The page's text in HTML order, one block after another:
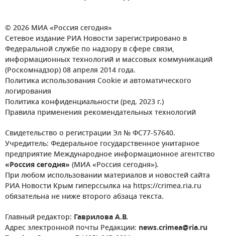
© 2026 МИА «Россия сегодня»
Сетевое издание РИА Новости зарегистрировано в
Федеральной службе по надзору в сфере связи,
информационных технологий и массовых коммуникаций
(Роскомнадзор) 08 апреля 2014 года.
Политика использования Cookie и автоматического
логирования
Политика конфиденциальности (ред. 2023 г.)
Правила применения рекомендательных технологий
Свидетельство о регистрации Эл № ФС77-57640.
Учредитель: Федеральное государственное унитарное
предприятие Международное информационное агентство
«Россия сегодня» (МИА «Россия сегодня»).
При любом использовании материалов и новостей сайта
РИА Новости Крым гиперссылка на https://crimea.ria.ru
обязательна не ниже второго абзаца текста.
Главный редактор: Гаврилова А.В.
Адрес электронной почты Редакции: news.crimea@ria.ru